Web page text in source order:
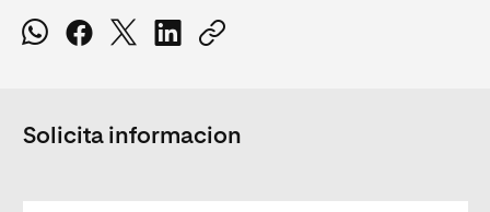
Solicita informacion